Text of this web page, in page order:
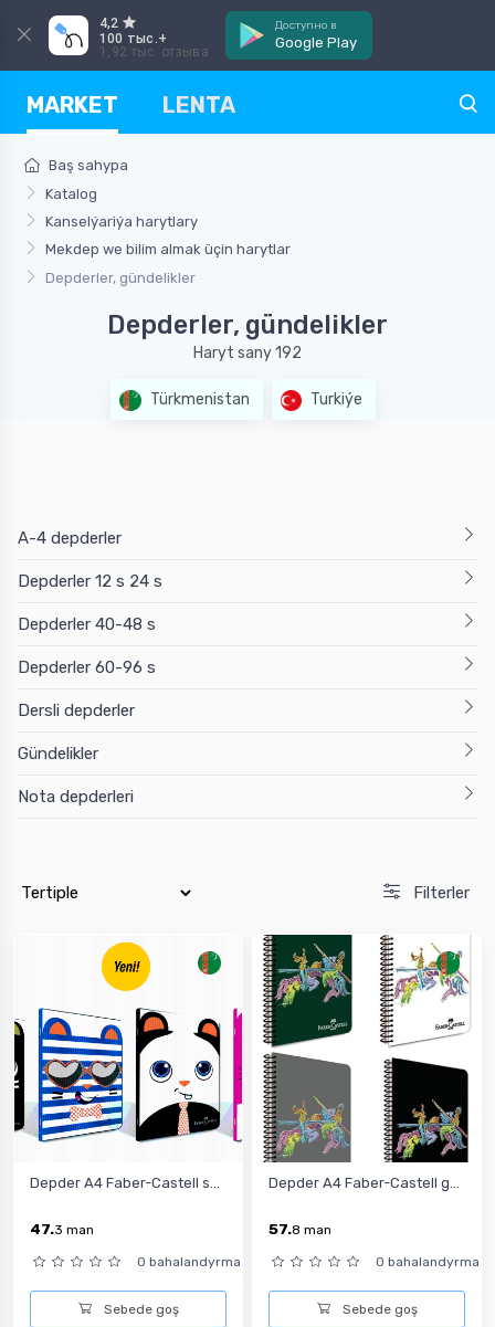
4,2
100 тыс.+
1,92 тыс. отзыва
Доступно в
Google Play
MARKET LENTA
Baş sahypa
Katalog
Kanselýariýa harytlary
Mekdep we bilim almak üçin harytlar
Depderler, gündelikler
Depderler, gündelikler
Haryt sany 192
Türkmenistan Turkiýe
A-4 depderler
Depderler 12 s 24 s
Depderler 40-48 s
Depderler 60-96 s
Dersli depderler
Gündelikler
Nota depderleri
Filterler
Depder A4 Faber-Castell s...
47.3 man
0 bahalandyrma
Sebede goş
Depder A4 Faber-Castell g...
57.8 man
0 bahalandyrma
Sebede goş